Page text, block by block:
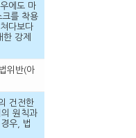
에도 마
를 착용
다보다
강제
위반(아
건전한
원칙과
우, 법